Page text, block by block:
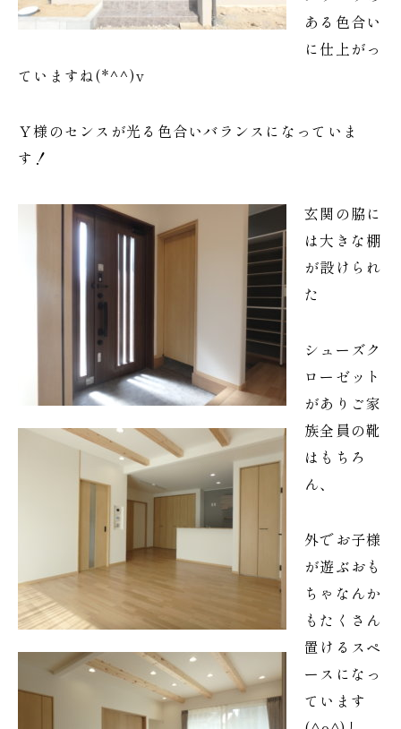
ある色合い
に仕上がっ
ていますね(*^^)v
Ｙ様のセンスが光る色合いバランスになっていま
す！
玄関の脇に
は大きな棚
が設けられ
た
シューズク
ローゼット
がありご家
族全員の靴
はもちろ
ん、
外でお子様
が遊ぶおも
ちゃなんか
もたくさん
置けるスペ
ースになっ
ています